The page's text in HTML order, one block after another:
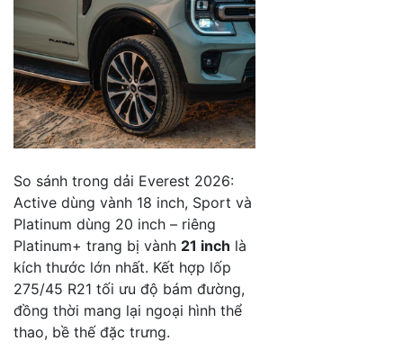
So sánh trong dải Everest 2026:
Active dùng vành 18 inch, Sport và
Platinum dùng 20 inch – riêng
Platinum+ trang bị vành 21 inch là
kích thước lớn nhất. Kết hợp lốp
275/45 R21 tối ưu độ bám đường,
đồng thời mang lại ngoại hình thể
thao, bề thế đặc trưng.